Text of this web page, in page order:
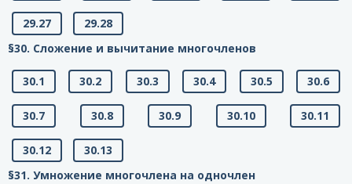
29.27
29.28
§30. Сложение и вычитание многочленов
30.1 30.2 30.3 30.4 30.5 30.6
30.7 30.8 30.9 30.10 30.11
30.12
30.13
§31. Умножение многочлена на одночлен